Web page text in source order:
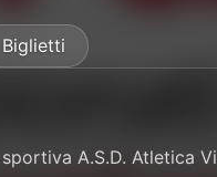
Biglietti
A.S.D. Atletica